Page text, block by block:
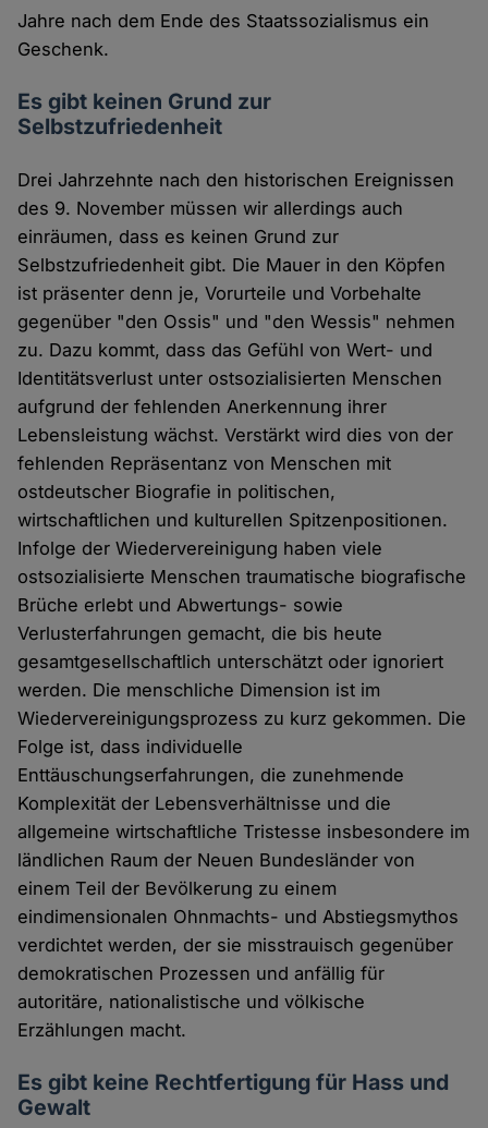
Jahre nach dem Ende des Staatssozialismus ein
Geschenk.
Es gibt keinen Grund zur
Selbstzufriedenheit
Drei Jahrzehnte nach den historischen Ereignissen
des 9. November müssen wir allerdings auch
einräumen, dass es keinen Grund zur
Selbstzufriedenheit gibt. Die Mauer in den Köpfen
ist präsenter denn je, Vorurteile und Vorbehalte
gegenüber "den Ossis" und "den Wessis" nehmen
zu. Dazu kommt, dass das Gefühl von Wert- und
Identitätsverlust unter ostsozialisierten Menschen
aufgrund der fehlenden Anerkennung ihrer
Lebensleistung wächst. Verstärkt wird dies von der
fehlenden Repräsentanz von Menschen mit
ostdeutscher Biografie in politischen,
wirtschaftlichen und kulturellen Spitzenpositionen.
Infolge der Wiedervereinigung haben viele
ostsozialisierte Menschen traumatische biografische
Brüche erlebt und Abwertungs- sowie
Verlusterfahrungen gemacht, die bis heute
gesamtgesellschaftlich unterschätzt oder ignoriert
werden. Die menschliche Dimension ist im
Wiedervereinigungsprozess zu kurz gekommen. Die
Folge ist, dass individuelle
Enttäuschungserfahrungen, die zunehmende
Komplexität der Lebensverhältnisse und die
allgemeine wirtschaftliche Tristesse insbesondere im
ländlichen Raum der Neuen Bundesländer von
einem Teil der Bevölkerung zu einem
eindimensionalen Ohnmachts- und Abstiegsmythos
verdichtet werden, der sie misstrauisch gegenüber
demokratischen Prozessen und anfällig für
autoritäre, nationalistische und völkische
Erzählungen macht.
Es gibt keine Rechtfertigung für Hass und
Gewalt